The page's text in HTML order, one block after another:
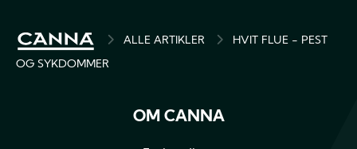
BREADCRUMBALLE ARTIKLER
HVIT FLUE - PEST
OG SYKDOMMER
OM CANNA